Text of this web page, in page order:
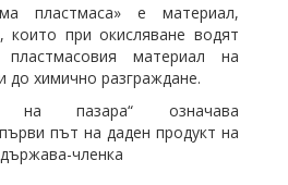
пластмаса» е материал,
при окисляване водят
материал на
до химично разграждане.
на пазара“ означава
път на даден продукт на
членка